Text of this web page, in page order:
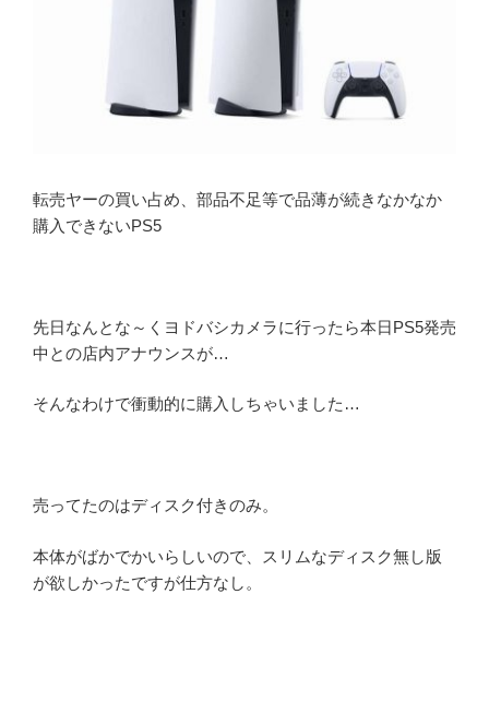
転売ヤーの買い占め、部品不足等で品薄が続きなかなか
購入できないPS5
先日なんとな～くヨドバシカメラに行ったら本日PS5発売
中との店内アナウンスが…
そんなわけで衝動的に購入しちゃいました…
売ってたのはディスク付きのみ。
本体がばかでかいらしいので、スリムなディスク無し版
が欲しかったですが仕方なし。